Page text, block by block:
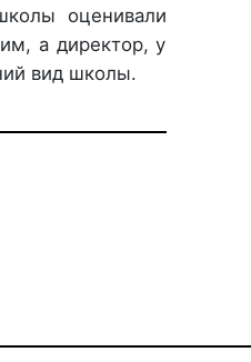
оценивали
а директор, у
вид школы.